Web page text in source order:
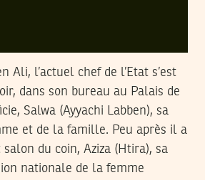
Ali, l’actuel chef de l’Etat s’est
dans son bureau au Palais de
Salwa (Ayyachi Labben), sa
et de la famille. Peu après il a
du coin, Aziza (Htira), sa
nationale de la femme